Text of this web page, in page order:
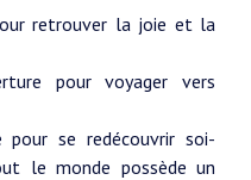
retrouver la joie et la
pour voyager vers
pour se redécouvrir soi-
le monde possède un